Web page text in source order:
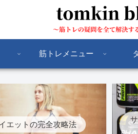
筋トレメニュー
エットの完全攻略法